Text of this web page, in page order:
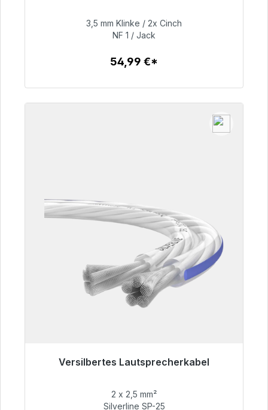
54,99 €
3,5 mm Klinke / 2x Cinch
NF 1 / Jack
54,99 €*
Versilbertes Lautsprecherkabel
54,99 €
2 x 2,5 mm²
Silverline SP-25